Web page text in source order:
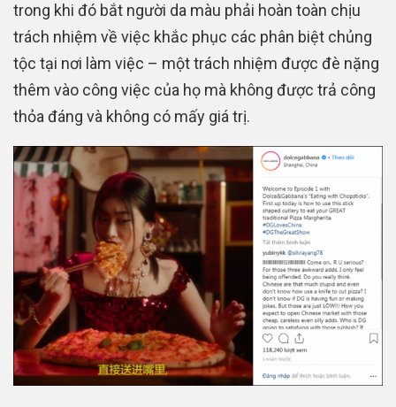
trong khi đó bắt người da màu phải hoàn toàn chịu
trách nhiệm về việc khắc phục các phân biệt chủng
tộc tại nơi làm việc – một trách nhiệm được đè nặng
thêm vào công việc của họ mà không được trả công
thỏa đáng và không có mấy giá trị.